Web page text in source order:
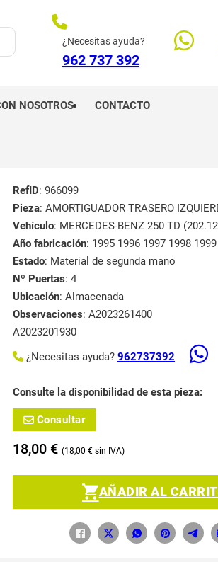
¿Necesitas ayuda?
962 737 392
NOSOTROS CONTACTO
RefID: 966099
Pieza: AMORTIGUADOR TRASERO
Vehículo: MERCEDES-BENZ 250 TD
Año fabricación: 1995 1996 1997 1998
Estado: Material de segunda mano
Nº Puertas: 4
Ubicación: Almacenada
Observaciones: A2023261400
A2023201930
¿Necesitas ayuda? 962737392
Consulte la disponibilidad de esta pieza:
Consultar
18,00 € 18,00 €
AÑADIR AL